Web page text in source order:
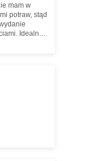
mam w
potraw, stąd
Idealna